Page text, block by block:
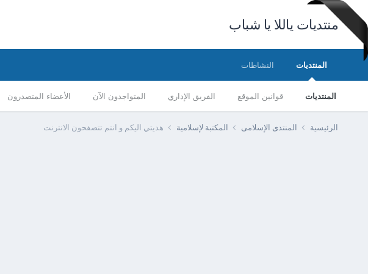
منتديات ياللا يا شباب
المنتديات
المنتديات قوانين الموقع الفريق الإداري المتواجدون الآن الأعضاء المتصدرون
النشاطات
الرئيسية المنتدى الإسلامى المكتبة لإسلامية هديتي اليكم و انتم تتصفحون الانترنت